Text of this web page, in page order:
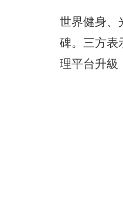
世界健身、
碑。三方表
理平台升級